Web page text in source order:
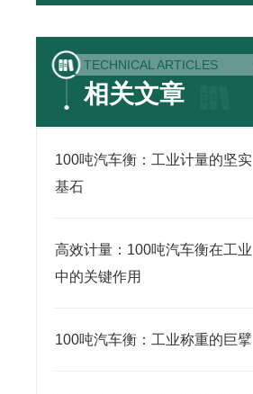
TECHNICAL ARTICLES
相关文章
100吨汽车衡：工业计量的坚实
基石
高效计量：100吨汽车衡在工业
中的关键作用
100吨汽车衡：工业称重的巨擘